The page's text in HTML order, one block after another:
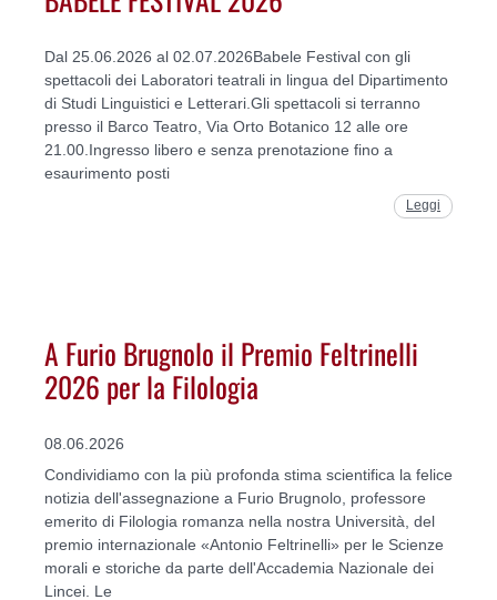
Dal 25.06.2026 al 02.07.2026Babele Festival con gli
spettacoli dei Laboratori teatrali in lingua del Dipartimento
di Studi Linguistici e Letterari.Gli spettacoli si terranno
presso il Barco Teatro, Via Orto Botanico 12 alle ore
21.00.Ingresso libero e senza prenotazione fino a
esaurimento posti
Leggi
A Furio Brugnolo il Premio Feltrinelli
2026 per la Filologia
08.06.2026
Condividiamo con la più profonda stima scientifica la felice
notizia dell'assegnazione a Furio Brugnolo, professore
emerito di Filologia romanza nella nostra Università, del
premio internazionale «Antonio Feltrinelli» per le Scienze
morali e storiche da parte dell'Accademia Nazionale dei
Lincei. Le